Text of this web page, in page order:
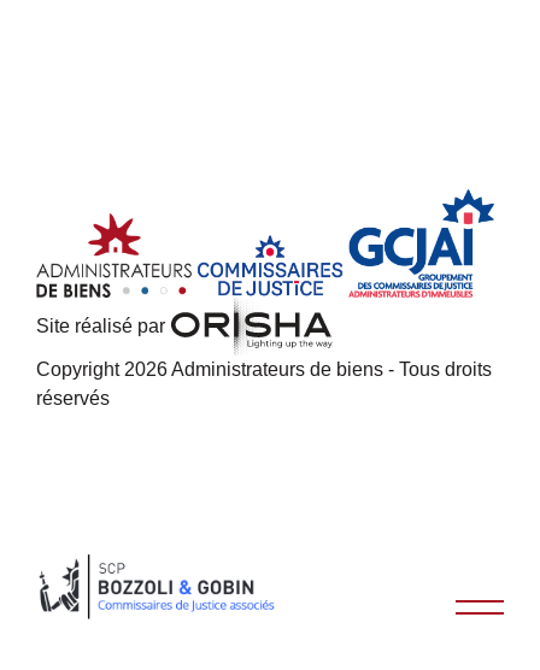
Site réalisé par
Copyright 2026 Administrateurs de biens - Tous droits
réservés